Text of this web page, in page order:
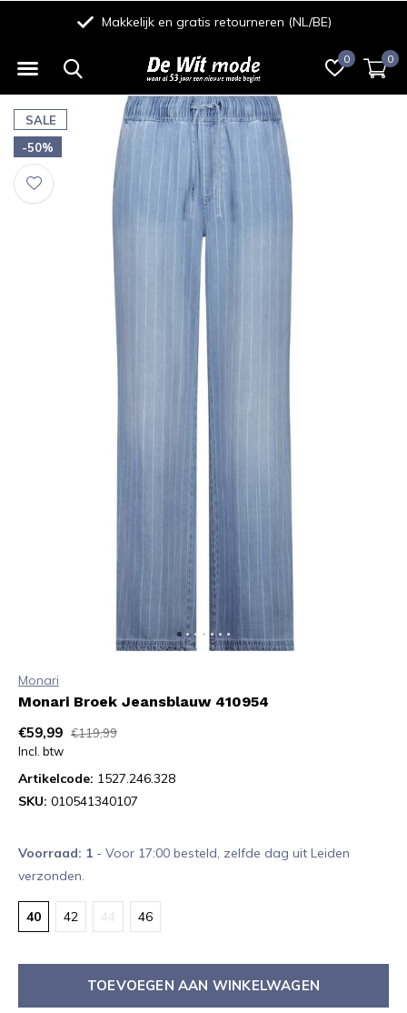
0 0
Makkelijk en gratis retourneren (NL/BE)
SALE
-50%
Monari
Monari Broek Jeansblauw 410954
€59,99 €119,99
Incl. btw
Artikelcode: 1527.246.328
SKU: 010541340107
Voorraad: 1 - Voor 17:00 besteld, zelfde dag uit Leiden
verzonden.
40 42 44 46
TOEVOEGEN AAN WINKELWAGEN